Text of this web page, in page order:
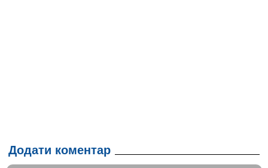
Додати коментар